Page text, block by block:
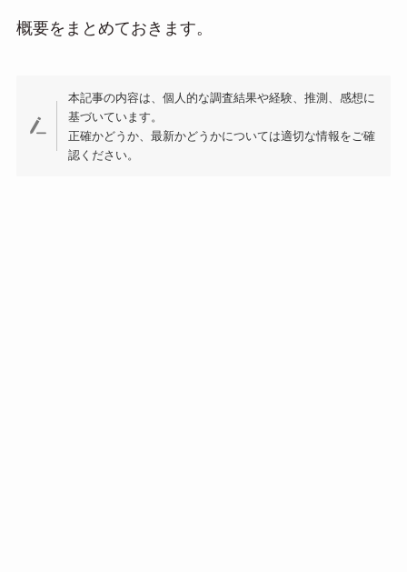
概要をまとめておきます。
本記事の内容は、個人的な調査結果や経験、推測、感想に
基づいています。
正確かどうか、最新かどうかについては適切な情報をご確
認ください。